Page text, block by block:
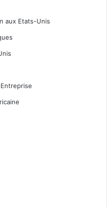
aux Etats-Unis